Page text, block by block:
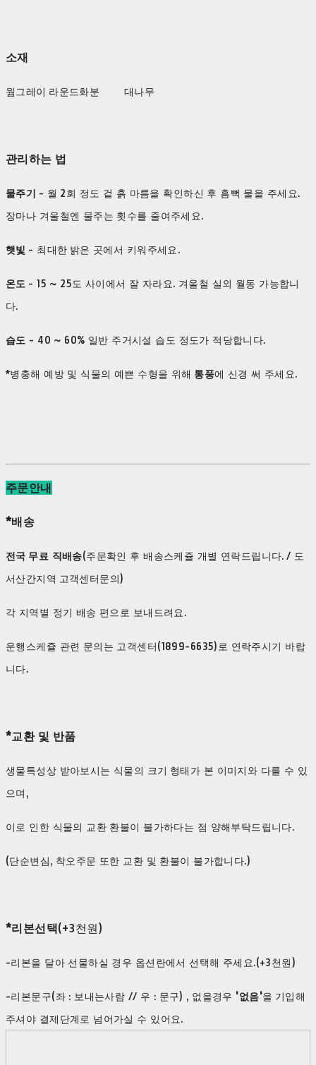
소재
웜그레이 라운드화분 대나무
관리하는 법
물주기 - 월 2회 정도 겉 흙 마름을 확인하신 후 흠뻑 물을 주세요.
장마나 겨울철엔 물주는 횟수를 줄여주세요.
햇빛 - 최대한 밝은 곳에서 키워주세요.
온도 - 15 ~ 25도 사이에서 잘 자라요. 겨울철 실외 월동 가능합니
다.
습도 - 40 ~ 60% 일반 주거시설 습도 정도가 적당합니다.
*병충해 예방 및 식물의 예쁜 수형을 위해 통풍에 신경 써 주세요.
주문안내
*배송
전국 무료 직배송(주문확인 후 배송스케쥴 개별 연락드립니다. / 도
서산간지역 고객센터문의)
각 지역별 정기 배송 편으로 보내드려요.
운행스케쥴 관련 문의는 고객센터(1899-6635)로 연락주시기 바랍
니다.
*교환 및 반품
생물특성상 받아보시는 식물의 크기 형태가 본 이미지와 다를 수 있
으며,
이로 인한 식물의 교환 환불이 불가하다는 점 양해부탁드립니다.
(단순변심, 착오주문 또한 교환 및 환불이 불가합니다.)
*리본선택(+3천원)
-리본을 달아 선물하실 경우 옵션란에서 선택해 주세요.(+3천원)
-리본문구(좌 : 보내는사람 // 우 : 문구) , 없을경우 '없음'을 기입해
주셔야 결제단계로 넘어가실 수 있어요.